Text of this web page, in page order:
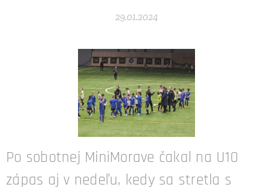
29.01.2024
Po sobotnej MiniMorave čakal na U10
zápas aj v nedeľu, kedy sa stretla s